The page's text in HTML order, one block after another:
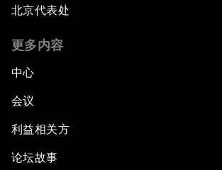
北京代表处
更多内容
中心
会议
利益相关方
论坛故事